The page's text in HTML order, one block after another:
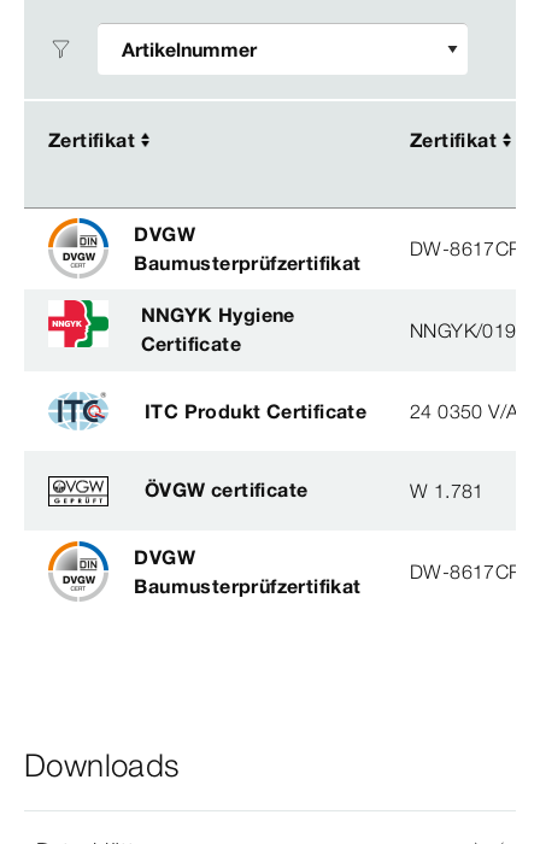
Zertifikat Zertifikat
Zertifikat Zertifikat
DVGW
Baumusterprüfzertifikat
DW-
NNGYK Hygiene
Certificate
NNGYK/
ITC Produkt Certificate 24 0350 V/AO
ÖVGW certificate W 1.781
DVGW
Baumusterprüfzertifikat
DW-
Downloads